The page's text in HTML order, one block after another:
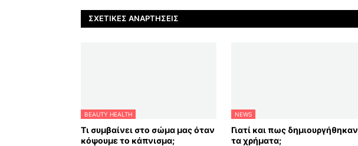
ΣΧΕΤΙΚΈΣ ΑΝΑΡΤΉΣΕΙΣ
BEAUTY HEALTH
Τι συμβαίνει στο σώμα μας όταν
κόψουμε το κάπνισμα;
NEWS
Γιατί και πως δημιουργήθηκαν
τα χρήματα;